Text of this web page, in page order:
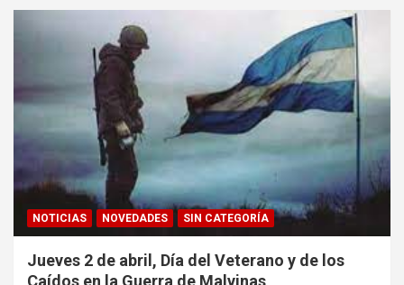
NOTICIAS NOVEDADES SIN CATEGORÍA
Jueves 2 de abril, Día del Veterano y de los
Caídos en la Guerra de Malvinas